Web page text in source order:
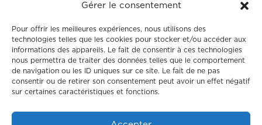
Gérer le consentement
Pour offrir les meilleures expériences, nous utilisons des
technologies telles que les cookies pour stocker et/ou accéder aux
informations des appareils. Le fait de consentir à ces technologies
nous permettra de traiter des données telles que le comportement
de navigation ou les ID uniques sur ce site. Le fait de ne pas
consentir ou de retirer son consentement peut avoir un effet négatif
sur certaines caractéristiques et fonctions.
Contact
Colodge
À propos